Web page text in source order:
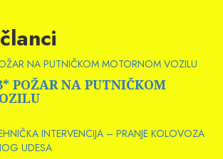
NA PUTNIČKOM MOTORNOM VOZILU
POŽAR NA PUTNIČKOM
INTERVENCIJA – PRANJE KOLOVOZA
UDESA